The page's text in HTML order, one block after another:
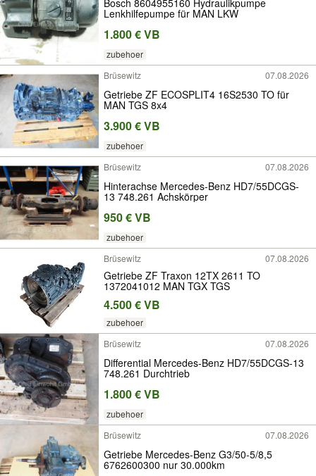
Lenkhilfepumpe für MAN LKW
1.800 € VB
zubehoer
Brüsewitz
07.08.2026
Getriebe ZF ECOSPLIT4 16S2530 TO für
MAN TGS 8x4
3.900 € VB
zubehoer
Brüsewitz
07.08.2026
Hinterachse Mercedes-Benz HD7/55DCGS-
13 748.261 Achskörper
950 € VB
zubehoer
Brüsewitz
07.08.2026
Getriebe ZF Traxon 12TX 2611 TO
1372041012 MAN TGX TGS
4.500 € VB
zubehoer
Brüsewitz
07.08.2026
Differential Mercedes-Benz HD7/55DCGS-13
748.261 Durchtrieb
1.800 € VB
zubehoer
Brüsewitz
07.08.2026
Getriebe Mercedes-Benz G3/50-5/8,5
6762600300 nur 30.000km